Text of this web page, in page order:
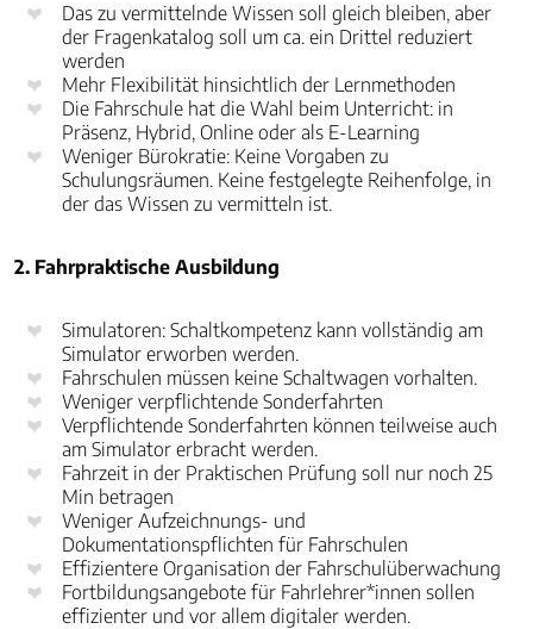
Das zu vermittelnde Wissen soll gleich bleiben, aber
der Fragenkatalog soll um ca. ein Drittel reduziert
werden
Mehr Flexibilität hinsichtlich der Lernmethoden
Die Fahrschule hat die Wahl beim Unterricht: in
Präsenz, Hybrid, Online oder als E-Learning
Weniger Bürokratie: Keine Vorgaben zu
Schulungsräumen. Keine festgelegte Reihenfolge, in
der das Wissen zu vermitteln ist.
2. Fahrpraktische Ausbildung
Simulatoren: Schaltkompetenz kann vollständig am
Simulator erworben werden.
Fahrschulen müssen keine Schaltwagen vorhalten.
Weniger verpflichtende Sonderfahrten
Verpflichtende Sonderfahrten können teilweise auch
am Simulator erbracht werden.
Fahrzeit in der Praktischen Prüfung soll nur noch 25
Min betragen
Weniger Aufzeichnungs- und
Dokumentationspflichten für Fahrschulen
Effizientere Organisation der Fahrschulüberwachung
Fortbildungsangebote für Fahrlehrer*innen sollen
effizienter und vor allem digitaler werden.